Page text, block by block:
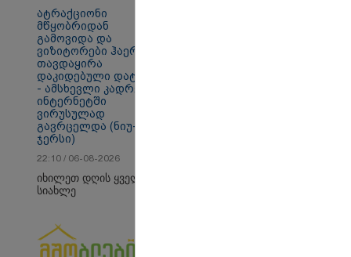
ატრაქციონი
მწყობრიდან
გამოვიდა და
ვიზიტორები ჰაერში
თავდაყირა
დაკიდებული დატოვა
- ამსხევლი კადრები
ინტერნეტში
ვირუსულად
გავრცელდა (ნიუ-
ჯერსი)
22:10 / 06-08-2026
იხილეთ დღის ყველა
სიახლე